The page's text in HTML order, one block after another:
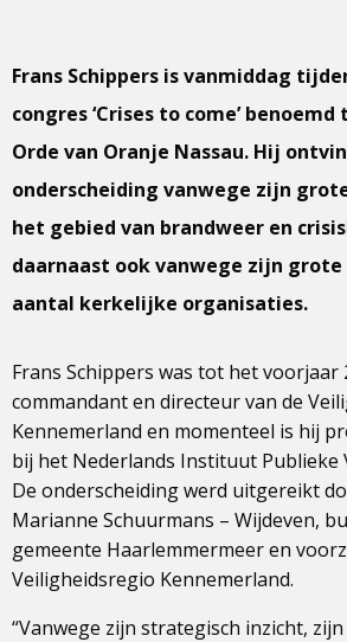
Frans Schippers is vanmiddag
congres ‘Crises to come’
Orde van Oranje Nassau. Hij
onderscheiding vanwege zijn
het gebied van brandweer en
daarnaast ook vanwege zijn
aantal kerkelijke organisaties.
Frans Schippers was tot het voorjaar
commandant en directeur van de
Kennemerland en momenteel is hij
bij het Nederlands Instituut Publieke
De onderscheiding werd uitgereikt
Marianne Schuurmans – Wijdeven,
gemeente Haarlemmermeer en
Veiligheidsregio Kennemerland.
“Vanwege zijn strategisch inzicht,